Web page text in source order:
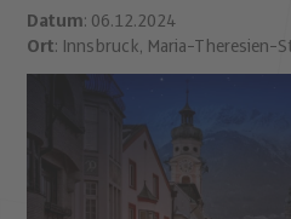
Datum: 06.12.2024
Ort: Innsbruck, Maria-Theresien-